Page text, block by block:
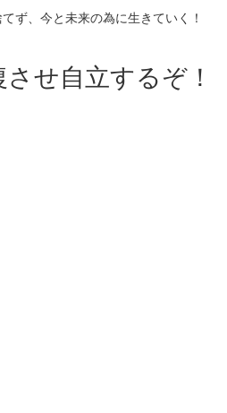
ず、今と未来の為に生きていく！
せ自立するぞ！